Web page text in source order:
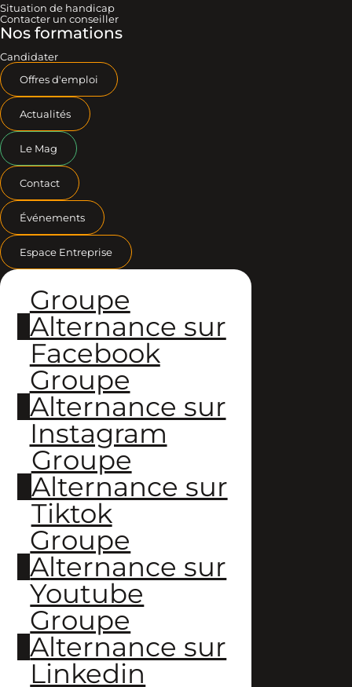
Situation de handicap
Contacter un conseiller
Nos formations
Candidater
Offres d'emploi
Actualités
Le Mag
Contact
Événements
Espace Entreprise
Groupe
Alternance sur
Facebook
Groupe
Alternance sur
Instagram
Groupe
Alternance sur
Tiktok
Groupe
Alternance sur
Youtube
Groupe
Alternance sur
Linkedin